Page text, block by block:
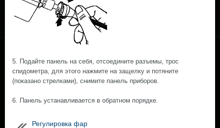
5. Подайте панель на себя, отсоедините разъемы, трос
спидометра, для этого нажмите на защелку и потяните
(показано стрелками), снимите панель приборов.
6. Панель устанавливается в обратном порядке.
Регулировка фар